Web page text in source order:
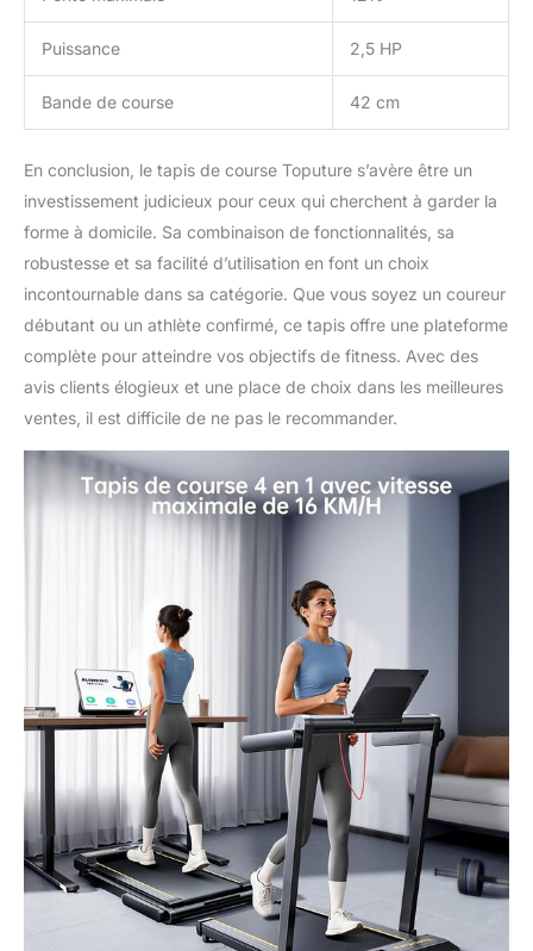
Puissance 2,5 HP
Bande de course 42 cm
En conclusion, le tapis de course Toputure s’avère être un
investissement judicieux pour ceux qui cherchent à garder la
forme à domicile. Sa combinaison de fonctionnalités, sa
robustesse et sa facilité d’utilisation en font un choix
incontournable dans sa catégorie. Que vous soyez un coureur
débutant ou un athlète confirmé, ce tapis offre une plateforme
complète pour atteindre vos objectifs de fitness. Avec des
avis clients élogieux et une place de choix dans les meilleures
ventes, il est difficile de ne pas le recommander.